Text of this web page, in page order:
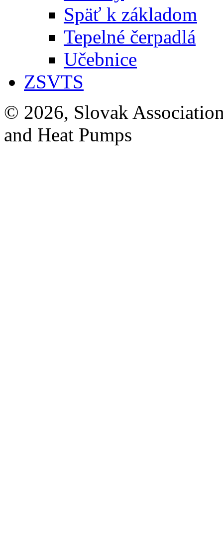
Späť k základom
Tepelné čerpadlá
Učebnice
ZSVTS
© 2026, Slovak
and Heat Pumps